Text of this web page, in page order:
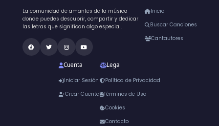
La comunidad de amantes de la música
donde puedes descubrir, compartir y dedicar
las letras que significan algo especial.
Inicio
Buscar Canciones
Cantautores
Cuenta
Iniciar Sesión
Crear Cuenta
Legal
Política de Privacidad
Términos de Uso
Cookies
Contacto